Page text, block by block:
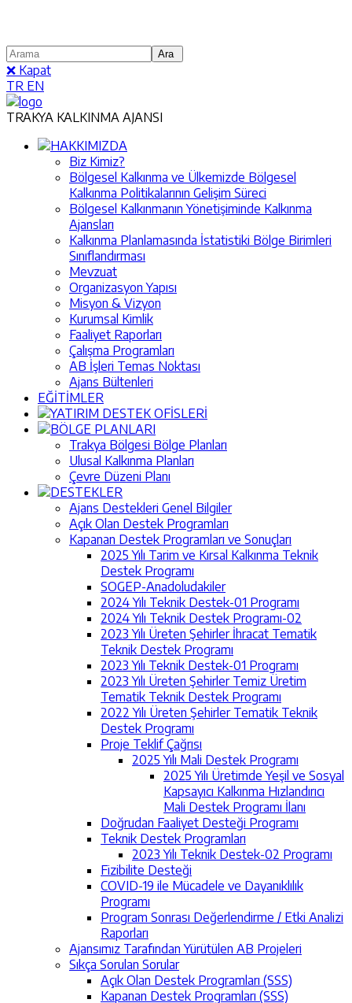
❌ Kapat
TR EN
TRAKYA KALKINMA AJANSI
HAKKIMIZDA
Biz Kimiz?
Bölgesel Kalkınma ve Ülkemizde Bölgesel
Kalkınma Politikalarının Gelişim Süreci
Bölgesel Kalkınmanın Yönetişiminde Kalkınma
Ajansları
Kalkınma Planlamasında İstatistiki Bölge Birimleri
Sınıflandırması
Mevzuat
Organizasyon Yapısı
Misyon & Vizyon
Kurumsal Kimlik
Faaliyet Raporları
Çalışma Programları
AB İşleri Temas Noktası
Ajans Bültenleri
EĞİTİMLER
YATIRIM DESTEK OFİSLERİ
BÖLGE PLANLARI
Trakya Bölgesi Bölge Planları
Ulusal Kalkınma Planları
Çevre Düzeni Planı
DESTEKLER
Ajans Destekleri Genel Bilgiler
Açık Olan Destek Programları
Kapanan Destek Programları ve Sonuçları
2025 Yılı Tarim ve Kırsal Kalkınma Teknik
Destek Programı
SOGEP-Anadoludakiler
2024 Yılı Teknik Destek-01 Programı
2024 Yılı Teknik Destek Programı-02
2023 Yılı Üreten Şehirler İhracat Tematik
Teknik Destek Programı
2023 Yılı Teknik Destek-01 Programı
2023 Yılı Üreten Şehirler Temiz Üretim
Tematik Teknik Destek Programı
2022 Yılı Üreten Şehirler Tematik Teknik
Destek Programı
Proje Teklif Çağrısı
2025 Yılı Mali Destek Programı
2025 Yılı Üretimde Yeşil ve Sosyal
Kapsayıcı Kalkınma Hızlandırıcı
Mali Destek Programı İlanı
Doğrudan Faaliyet Desteği Programı
Teknik Destek Programları
2023 Yılı Teknik Destek-02 Programı
Fizibilite Desteği
COVID-19 ile Mücadele ve Dayanıklılık
Programı
Program Sonrası Değerlendirme / Etki Analizi
Raporları
Ajansımız Tarafından Yürütülen AB Projeleri
Sıkça Sorulan Sorular
Açık Olan Destek Programları (SSS)
Kapanan Destek Programları (SSS)